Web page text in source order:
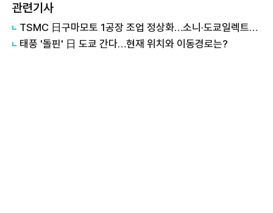
관련기사
TSMC 日구마모토 1공장 조업 정상화…소니·도쿄일렉트론도 재가동
태풍 '돌핀' 日 도쿄 간다…현재 위치와 이동경로는?